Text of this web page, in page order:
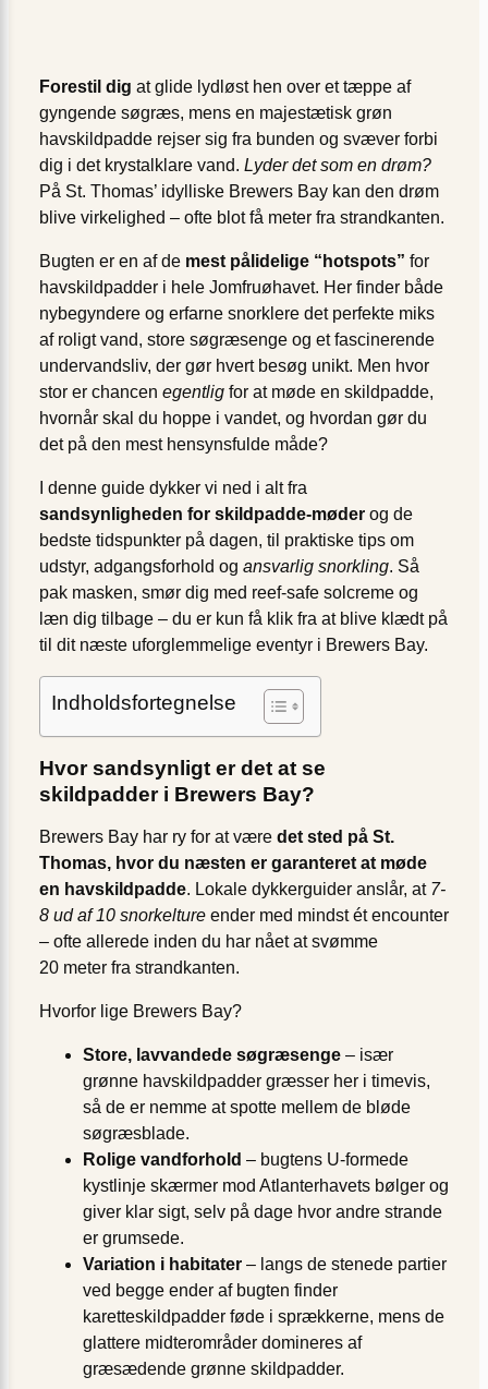
Forestil dig at glide lydløst hen over et tæppe af
gyngende søgræs, mens en majestætisk grøn
havskildpadde rejser sig fra bunden og svæver forbi
dig i det krystalklare vand. Lyder det som en drøm?
På St. Thomas’ idylliske Brewers Bay kan den drøm
blive virkelighed – ofte blot få meter fra strandkanten.
Bugten er en af de mest pålidelige “hotspots” for
havskildpadder i hele Jomfruøhavet. Her finder både
nybegyndere og erfarne snorklere det perfekte miks
af roligt vand, store søgræsenge og et fascinerende
undervandsliv, der gør hvert besøg unikt. Men hvor
stor er chancen egentlig for at møde en skildpadde,
hvornår skal du hoppe i vandet, og hvordan gør du
det på den mest hensynsfulde måde?
I denne guide dykker vi ned i alt fra
sandsynligheden for skildpadde-møder og de
bedste tidspunkt­er på dagen, til praktiske tips om
udstyr, adgangsforhold og ansvarlig snorkling. Så
pak masken, smør dig med reef-safe solcreme og
læn dig tilbage – du er kun få klik fra at blive klædt på
til dit næste uforglemmelige eventyr i Brewers Bay.
Indholdsfortegnelse
Hvor sandsynligt er det at se
skildpadder i Brewers Bay?
Brewers Bay har ry for at være det sted på St.
Thomas, hvor du næsten er garanteret at møde
en havskildpadde. Lokale dykkerguider anslår, at 7-
8 ud af 10 snorkelture ender med mindst ét encounter
– ofte allerede inden du har nået at svømme
20 meter fra strandkanten.
Hvorfor lige Brewers Bay?
Store, lavvandede søgræsenge – især
grønne havskildpadder græsser her i timevis,
så de er nemme at spotte mellem de bløde
søgræsblade.
Rolige vandforhold – bugtens U-formede
kystlinje skærmer mod Atlanterhavets bølger og
giver klar sigt, selv på dage hvor andre strande
er grumsede.
Variation i habitater – langs de stenede partier
ved begge ender af bugten finder
karetteskildpadder føde i sprækkerne, mens de
glattere midterområder domineres af
græsædende grønne skildpadder.